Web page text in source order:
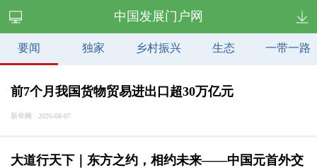
中国发展门户网
要闻 独家 乡村振兴 生态 一带一路
前7个月我国货物贸易进出口超30万亿元
新华网 2026-08-07
大道行天下｜东方之约，相约未来——中国元首外交